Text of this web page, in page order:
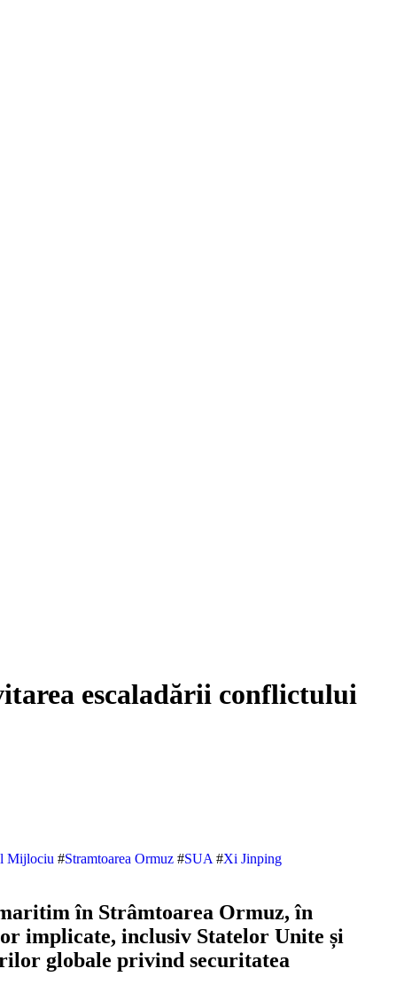
escaladării conflictului
Mijlociu #Stramtoarea Ormuz #SUA #Xi Jinping
în Strâmtoarea Ormuz, în
implicate, inclusiv Statelor Unite și
globale privind securitatea